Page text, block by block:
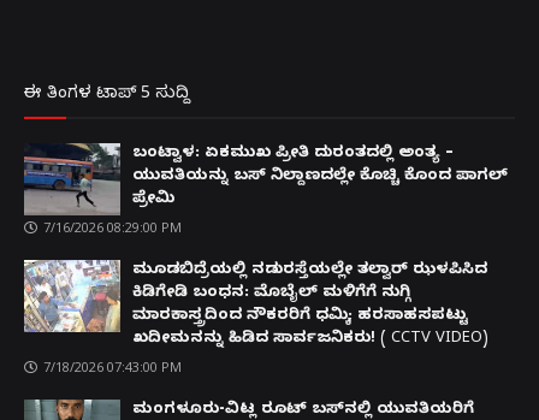
ಈ ತಿಂಗಳ ಟಾಪ್ 5 ಸುದ್ದಿ
ಬಂಟ್ವಾಳ: ಏಕಮುಖ ಪ್ರೀತಿ ದುರಂತದಲ್ಲಿ ಅಂತ್ಯ –
ಯುವತಿಯನ್ನು ಬಸ್ ನಿಲ್ದಾಣದಲ್ಲೇ ಕೊಚ್ಚಿ ಕೊಂದ ಪಾಗಲ್
ಪ್ರೇಮಿ
7/16/2026 08:29:00 PM
ಮೂಡಬಿದ್ರೆಯಲ್ಲಿ ನಡುರಸ್ತೆಯಲ್ಲೇ ತಲ್ವಾರ್ ಝಳಪಿಸಿದ
ಕಿಡಿಗೇಡಿ ಬಂಧನ: ಮೊಬೈಲ್ ಮಳಿಗೆಗೆ ನುಗ್ಗಿ
ಮಾರಕಾಸ್ತ್ರದಿಂದ ನೌಕರರಿಗೆ ಧಮ್ಕಿ; ಹರಸಾಹಸಪಟ್ಟು
ಖದೀಮನನ್ನು ಹಿಡಿದ ಸಾರ್ವಜನಿಕರು! ( CCTV VIDEO)
7/18/2026 07:43:00 PM
ಮಂಗಳೂರು-ವಿಟ್ಲ ರೂಟ್ ಬಸ್‌ನಲ್ಲಿ ಯುವತಿಯರಿಗೆ